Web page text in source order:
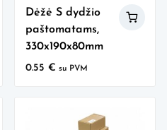
Dėžė S dydžio
paštomatams,
330x190x80mm
0.55 € su PVM